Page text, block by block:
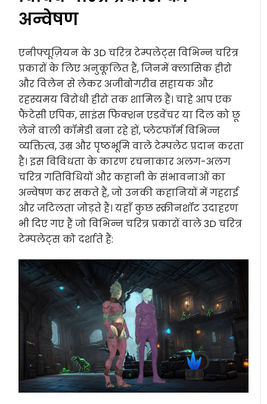
अन्वेषण
एनीफ्यूज़ियन के 3D चरित्र टेम्पलेट्स विभिन्न चरित्र
प्रकारों के लिए अनुकूलित हैं, जिनमें क्लासिक हीरो
और विलेन से लेकर अजीबोगरीब सहायक और
रहस्यमय विरोधी हीरो तक शामिल हैं। चाहे आप एक
फैंटेसी एपिक, साइंस फिक्शन एडवेंचर या दिल को छू
लेने वाली कॉमेडी बना रहे हों, प्लेटफॉर्म विभिन्न
व्यक्तित्व, उम्र और पृष्ठभूमि वाले टेम्पलेट प्रदान करता
है। इस विविधता के कारण रचनाकार अलग-अलग
चरित्र गतिविधियों और कहानी के संभावनाओं का
अन्वेषण कर सकते हैं, जो उनकी कहानियों में गहराई
और जटिलता जोड़ते हैं। यहाँ कुछ स्क्रीनशॉट उदाहरण
भी दिए गए हैं जो विभिन्न चरित्र प्रकारों वाले 3D चरित्र
टेम्पलेट्स को दर्शाते हैं: